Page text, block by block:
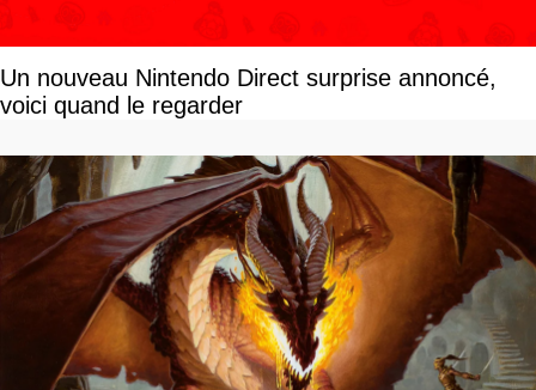
Un nouveau Nintendo Direct surprise annoncé,
voici quand le regarder